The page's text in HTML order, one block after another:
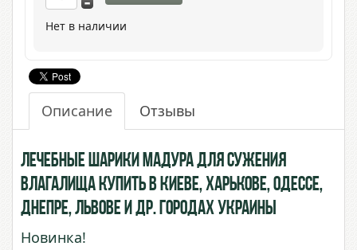
Нет в наличии
Описание Отзывы
Лечебные шарики Мадура для сужения
влагалища купить в Киеве, Харькове, Одессе,
Днепре, Львове и др. городах Украины
Новинка!